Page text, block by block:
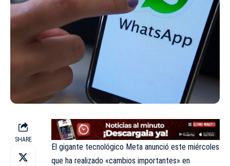
SHARE
El gigante tecnológico Meta anunció este miércoles
que ha realizado «cambios importantes» en